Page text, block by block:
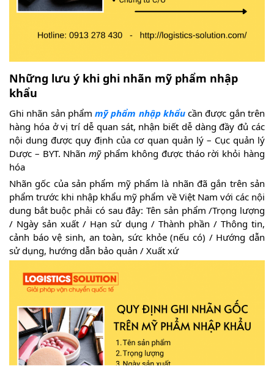
Những lưu ý khi ghi nhãn mỹ phẩm nhập
khẩu
Ghi nhãn sản phẩmmỹphẩm nhập khẩucần được gắn trên
hàng hóa ở vị trí dễ quan sát, nhận biết dễ dàng đầy đủ các
nội dung được quy định của cơ quan quản lý – Cục quản lý
Dược – BYT. Nhãn mỹ phẩm không được tháo rời khỏi hàng
hóa
Nhãn gốc của sản phẩm mỹ phẩm là nhãn đã gắn trên sản
phẩm trước khi nhập khẩu mỹ phẩm về Việt Nam với các nội
dung bắt buộc phải có sau đây: Tên sản phẩm /Trọng lượng
/ Ngày sản xuất / Hạn sử dụng / Thành phần / Thông tin,
cảnh báo vệ sinh, an toàn, sức khỏe (nếu có) / Hướng dẫn
sử dụng, hướng dẫn bảo quản / Xuất xứ